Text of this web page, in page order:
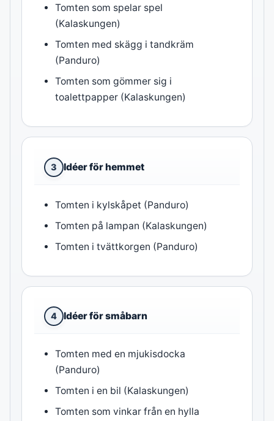
Tomten som spelar spel
(Kalaskungen)
Tomten med skägg i tandkräm
(Panduro)
Tomten som gömmer sig i
toalettpapper (Kalaskungen)
3 Idéer för hemmet
Tomten i kylskåpet (Panduro)
Tomten på lampan (Kalaskungen)
Tomten i tvättkorgen (Panduro)
4 Idéer för småbarn
Tomten med en mjukisdocka
(Panduro)
Tomten i en bil (Kalaskungen)
Tomten som vinkar från en hylla